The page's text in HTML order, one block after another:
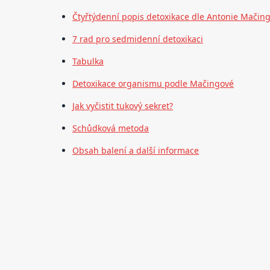
Čtyřtýdenní popis detoxikace dle Antonie
7 rad pro sedmidenní detoxikaci
Tabulka
Detoxikace organismu podle Mačingové
Jak vyčistit tukový sekret?
Schůdková metoda
Obsah balení a další informace